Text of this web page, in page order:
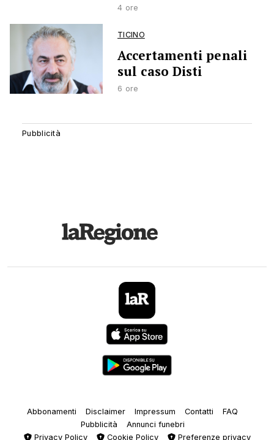
4 ore
TICINO
Accertamenti penali
sul caso Disti
6 ore
Abbonamenti Disclaimer Impressum Contatti
FAQ
Pubblicità
Annunci funebri
Privacy Policy
Cookie Policy Preferenze privacy